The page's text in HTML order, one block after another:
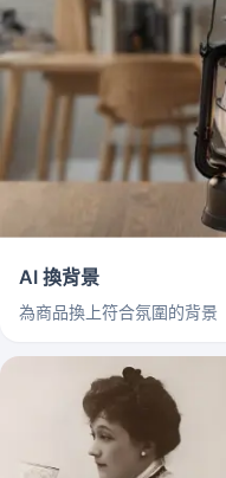
AI 換背景
為商品換上符合氛圍的背景